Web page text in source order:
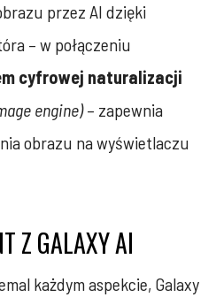
przez AI dzięki
– w połączeniu
cyfrowej naturalizacji
engine)– zapewnia
obrazu na wyświetlaczu
Z GALAXY AI
każdym aspekcie, Galaxy